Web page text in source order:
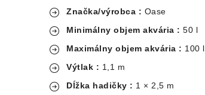
Značka/výrobca : Oase
Minimálny objem akvária : 50 l
Maximálny objem akvária : 100 l
Výtlak : 1,1 m
Dĺžka hadičky : 1 × 2,5 m